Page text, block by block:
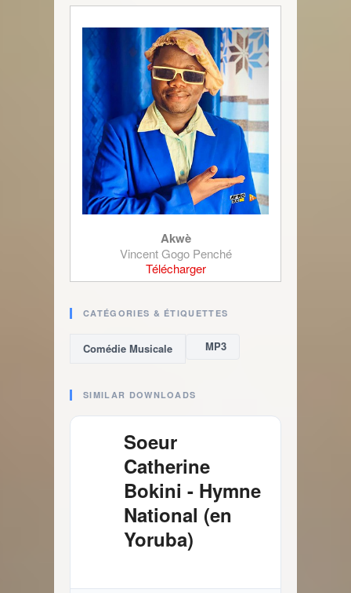
Akwè
Vincent Gogo Penché
Télécharger
CATÉGORIES & ÉTIQUETTES
Comédie Musicale MP3
SIMILAR DOWNLOADS
Soeur
Catherine
Bokini - Hymne
National (en
Yoruba)